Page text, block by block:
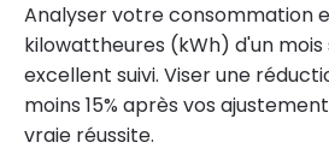
Analyser votre consommation
kilowattheures (kWh) d'un
excellent suivi. Viser une
moins 15% après vos
vraie réussite.